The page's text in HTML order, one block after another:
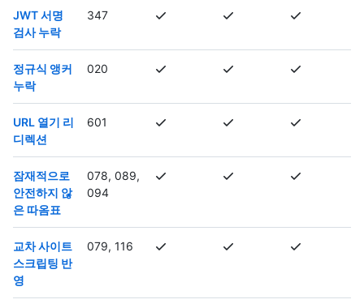
JWT 서명
검사 누락
347
정규식 앵커
누락
020
URL 열기 리
디렉션
601
잠재적으로
안전하지 않
은 따옴표
078, 089,
094
교차 사이트
스크립팅 반
영
079, 116